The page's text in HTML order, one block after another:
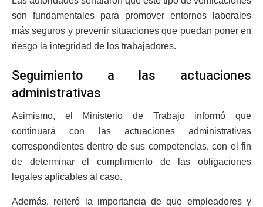
son fundamentales para promover entornos laborales
más seguros y prevenir situaciones que puedan poner en
riesgo la integridad de los trabajadores.
Seguimiento a las actuaciones
administrativas
Asimismo, el Ministerio de Trabajo informó que
continuará con las actuaciones administrativas
correspondientes dentro de sus competencias, con el fin
de determinar el cumplimiento de las obligaciones
legales aplicables al caso.
Además, reiteró la importancia de que empleadores y